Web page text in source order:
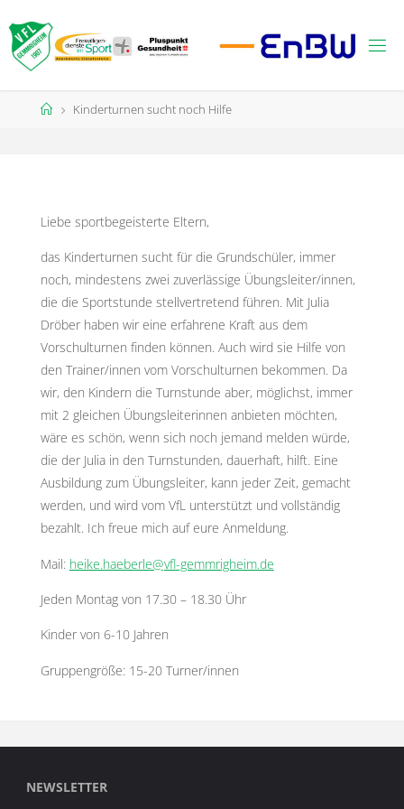
Inhalt
springen
StartKinderturnen sucht noch Hilfe
Liebe sportbegeisterte Eltern,
das Kinderturnen sucht für die Grundschüler, immer
noch, mindestens zwei zuverlässige Übungsleiter/innen,
die die Sportstunde stellvertretend führen. Mit Julia
Dröber haben wir eine erfahrene Kraft aus dem
Vorschulturnen finden können. Auch wird sie Hilfe von
den Trainer/innen vom Vorschulturnen bekommen. Da
wir, den Kindern die Turnstunde aber, möglichst, immer
mit 2 gleichen Übungsleiterinnen anbieten möchten,
wäre es schön, wenn sich noch jemand melden würde,
die der Julia in den Turnstunden, dauerhaft, hilft. Eine
Ausbildung zum Übungsleiter, kann jeder Zeit, gemacht
werden, und wird vom VfL unterstützt und vollständig
bezahlt. Ich freue mich auf eure Anmeldung.
Mail: heike.haeberle@vfl-gemmrigheim.de
Jeden Montag von 17.30 – 18.30 Ühr
Kinder von 6-10 Jahren
Gruppengröße: 15-20 Turner/innen
NEWSLETTER